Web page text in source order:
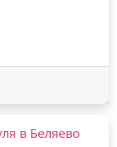
в Беляево